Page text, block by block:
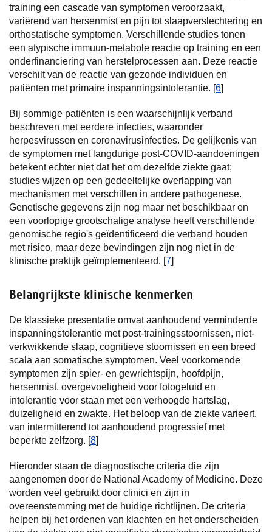
training een cascade van symptomen veroorzaakt,
variërend van hersenmist en pijn tot slaapverslechtering en
orthostatische symptomen. Verschillende studies tonen
een atypische immuun-metabole reactie op training en een
onderfinanciering van herstelprocessen aan. Deze reactie
verschilt van de reactie van gezonde individuen en
patiënten met primaire inspanningsintolerantie. [6]
Bij sommige patiënten is een waarschijnlijk verband
beschreven met eerdere infecties, waaronder
herpesvirussen en coronavirusinfecties. De gelijkenis van
de symptomen met langdurige post-COVID-aandoeningen
betekent echter niet dat het om dezelfde ziekte gaat;
studies wijzen op een gedeeltelijke overlapping van
mechanismen met verschillen in andere pathogenese.
Genetische gegevens zijn nog maar net beschikbaar en
een voorlopige grootschalige analyse heeft verschillende
genomische regio's geïdentificeerd die verband houden
met risico, maar deze bevindingen zijn nog niet in de
klinische praktijk geïmplementeerd. [7]
Belangrijkste klinische kenmerken
De klassieke presentatie omvat aanhoudend verminderde
inspanningstolerantie met post-trainingsstoornissen, niet-
verkwikkende slaap, cognitieve stoornissen en een breed
scala aan somatische symptomen. Veel voorkomende
symptomen zijn spier- en gewrichtspijn, hoofdpijn,
hersenmist, overgevoeligheid voor fotogeluid en
intolerantie voor staan met een verhoogde hartslag,
duizeligheid en zwakte. Het beloop van de ziekte varieert,
van intermitterend tot aanhoudend progressief met
beperkte zelfzorg. [8]
Hieronder staan de diagnostische criteria die zijn
aangenomen door de National Academy of Medicine. Deze
worden veel gebruikt door clinici en zijn in
overeenstemming met de huidige richtlijnen. De criteria
helpen bij het ordenen van klachten en het onderscheiden